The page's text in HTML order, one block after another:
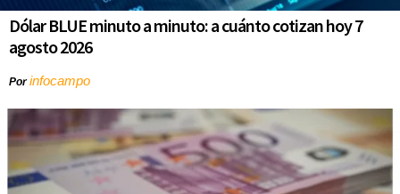
Dólar BLUE minuto a minuto: a cuánto cotizan hoy 7
agosto 2026
Porinfocampo